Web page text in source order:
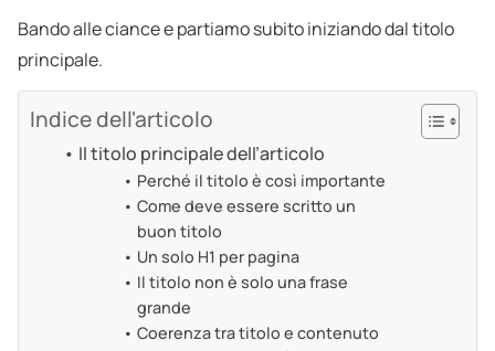
Bando alle ciance e partiamo subito iniziando dal titolo
principale.
Indice dell'articolo
Il titolo principale dell’articolo
Perché il titolo è così importante
Come deve essere scritto un
buon titolo
Un solo H1 per pagina
Il titolo non è solo una frase
grande
Coerenza tra titolo e contenuto